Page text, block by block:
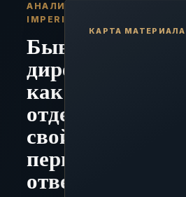
АНАЛИТИКА
IMPERIUS
Бывший
директор:
как
отделить
свой
период
ответственности
КАРТА МАТЕРИАЛА